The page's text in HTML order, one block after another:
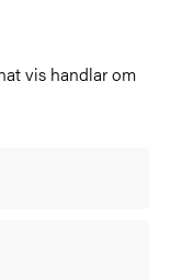
vis handlar om